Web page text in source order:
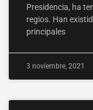
Presidencia, ha
regios. Han
principales
3 noviembre, 2021